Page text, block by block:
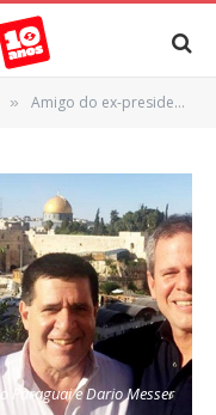
» Amigo do ex-presidente, Messer atuava livre no Paraguai e em mais 52 países
Paraguai e Dario Messer